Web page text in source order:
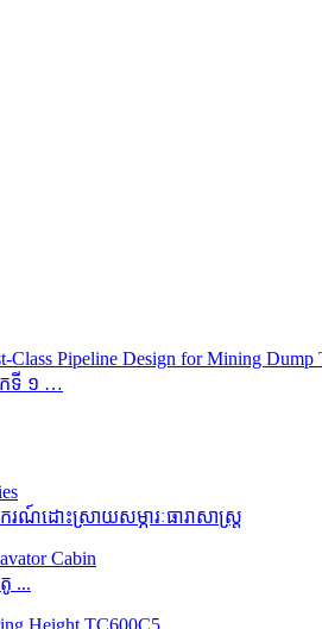
កទី ១ …
ោះស្រាយសម្ភារៈធារាសាស្ត្រ
...